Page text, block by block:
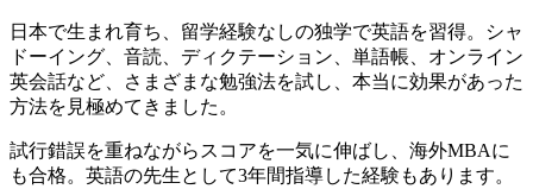
日本で生まれ育ち、留学経験なしの独学で英語を習得。シャ
ドーイング、音読、ディクテーション、単語帳、オンライン
英会話など、さまざまな勉強法を試し、本当に効果があった
方法を見極めてきました。
試行錯誤を重ねながらスコアを一気に伸ばし、海外MBAに
も合格。英語の先生として3年間指導した経験もあります。